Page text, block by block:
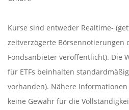
Kurse sind entweder Realtime-
zeitverzögerte Börsennotierungen
Fondsanbieter veröffentlicht). Die
für ETFs beinhalten
vorhanden). Nähere
keine Gewähr für die